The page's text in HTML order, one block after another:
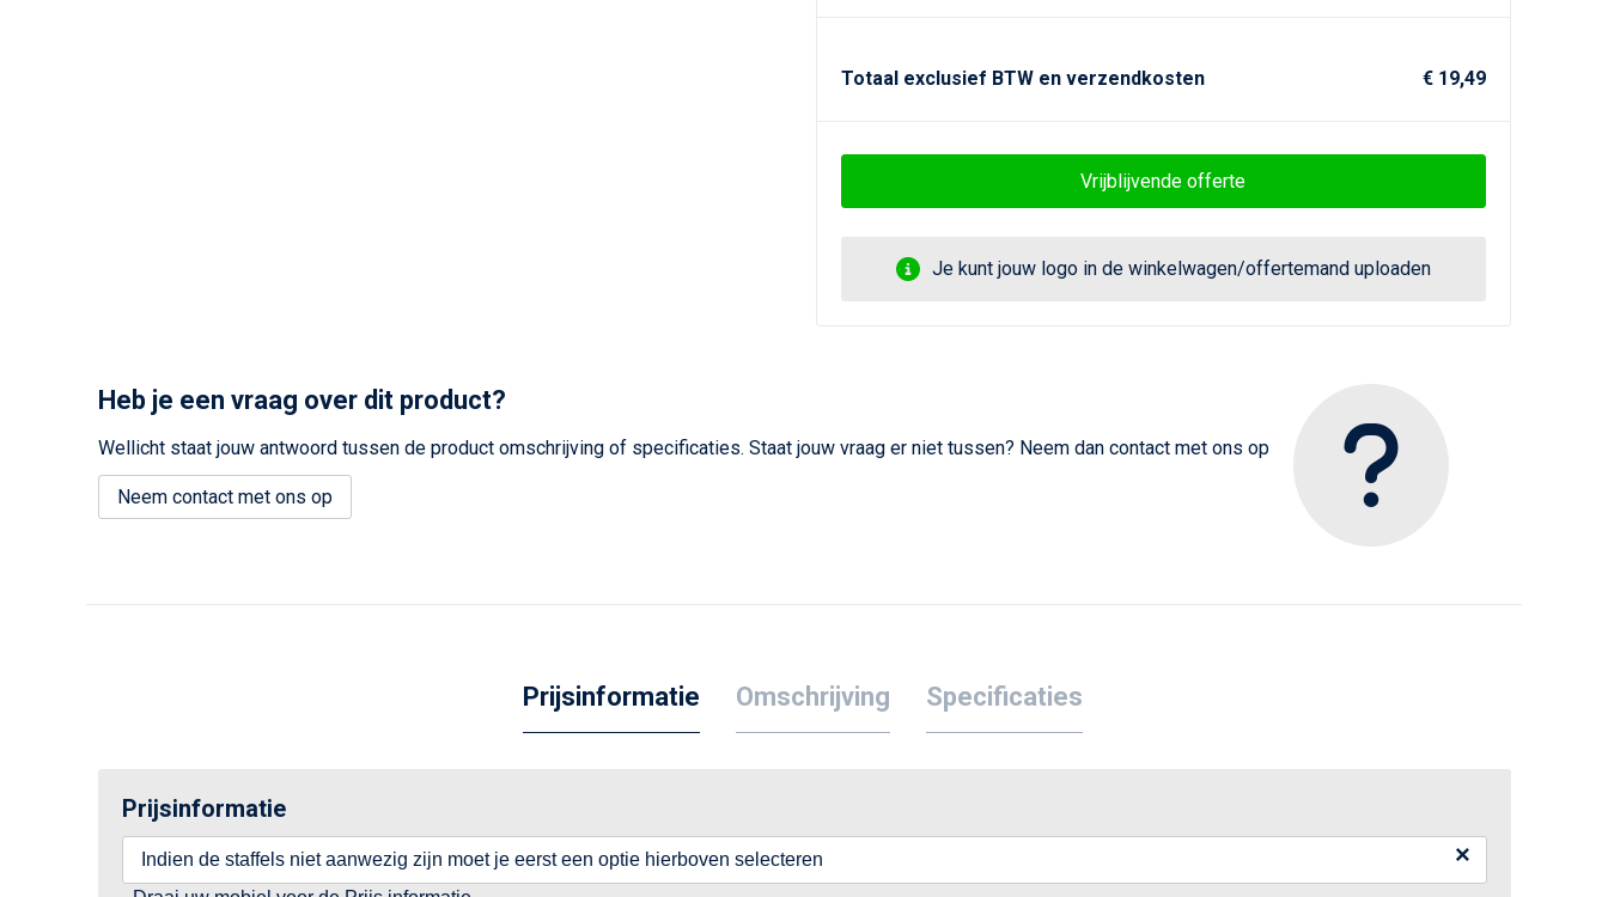
Totaal exclusief BTW en verzendkosten € 19,49
Vrijblijvende offerte
Je kunt jouw logo in de winkelwagen/offertemand uploaden
Heb je een vraag over dit product?
Wellicht staat jouw antwoord tussen de product omschrijving of specificaties. Staat jouw vraag er niet tussen? Neem dan contact met ons op
Neem contact met ons op
Prijsinformatie Omschrijving Specificaties
Prijsinformatie
Indien de staffels niet aanwezig zijn moet je eerst een optie hierboven selecteren ×